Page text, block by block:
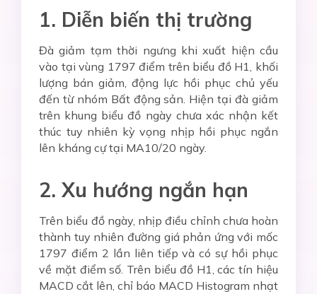
1. Diễn biến thị trường
Đà giảm tạm thời ngưng khi xuất hiện cầu
vào tại vùng 1797 điểm trên biểu đồ H1, khối
lượng bán giảm, động lực hồi phục chủ yếu
đến từ nhóm Bất động sản. Hiện tại đà giảm
trên khung biểu đồ ngày chưa xác nhận kết
thúc tuy nhiên kỳ vọng nhịp hồi phục ngắn
lên kháng cự tại MA10/20 ngày.
2. Xu hướng ngắn hạn
Trên biểu đồ ngày, nhịp điều chỉnh chưa hoàn
thành tuy nhiên đường giá phản ứng với mốc
1797 điểm 2 lần liên tiếp và có sự hồi phục
về mặt điểm số. Trên biểu đồ H1, các tín hiệu
MACD cắt lên, chỉ báo MACD Histogram nhạt